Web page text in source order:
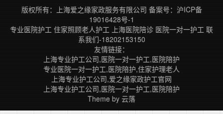
版权所有：上海爱之缘家政服务有限公司 备案号： 沪ICP备
19016428号-1
专业医院护工 住家照顾老人护工 上海医院陪诊 医院一对一护工 联
系我们-18202153150
友情链接：
上海专业护工公司,医院一对一护工,医院陪护
专业医院一对一护工,医院陪护,住家护理老人
上海专业护工公司,爱之缘家政护工官网
上海专业护工公司,医院一对一护工,医院陪护
Theme by 云落